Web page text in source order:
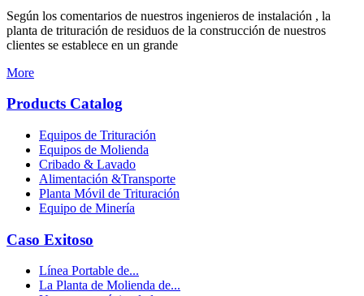
Según los comentarios de nuestros ingenieros de instalación , la
planta de trituración de residuos de la construcción de nuestros
clientes se establece en un grande
More
Products Catalog
Equipos de Trituración
Equipos de Molienda
Cribado & Lavado
Alimentación &Transporte
Planta Móvil de Trituración
Equipo de Minería
Caso Exitoso
Línea Portable de...
La Planta de Molienda de...